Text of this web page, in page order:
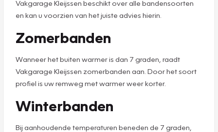
Vakgarage Kleijssen beschikt over alle bandensoorten
en kan u voorzien van het juiste advies hierin.
Zomerbanden
Wanneer het buiten warmer is dan 7 graden, raadt
Vakgarage Kleijssen zomerbanden aan. Door het soort
profiel is uw remweg met warmer weer korter.
Winterbanden
Bij aanhoudende temperaturen beneden de 7 graden,